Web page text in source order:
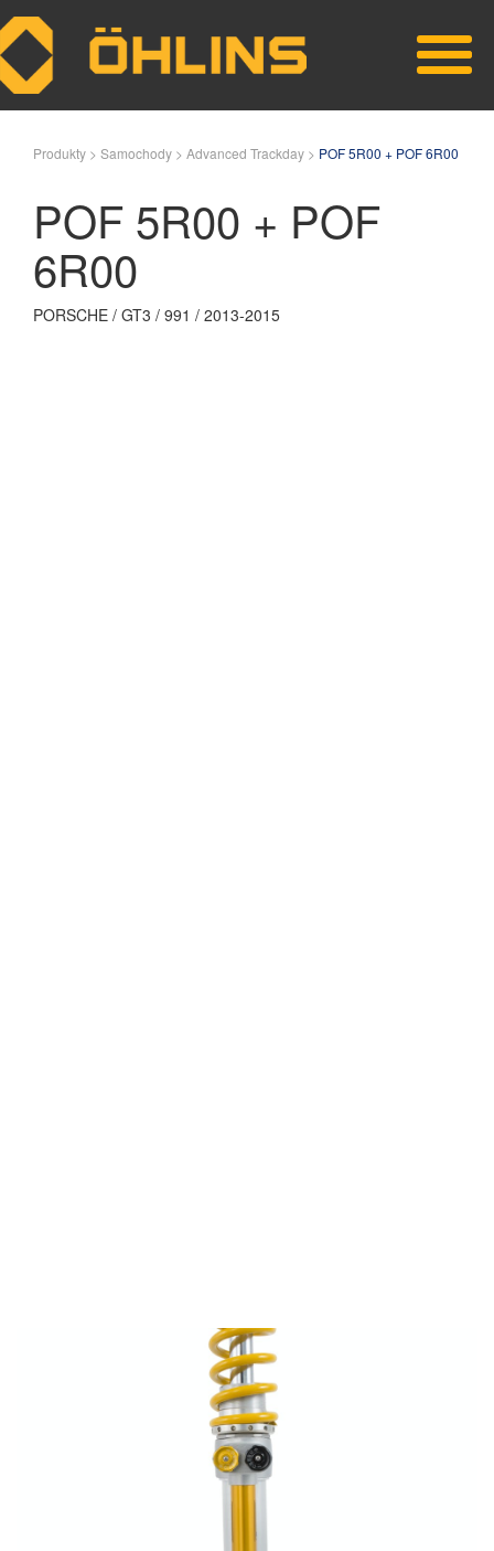
Produkty > Samochody > Advanced Trackday > POF 5R00 + POF 6R00
POF 5R00 + POF
6R00
PORSCHE / GT3 / 991 / 2013-2015